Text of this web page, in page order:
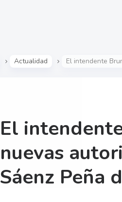
Actualidad El intendente
El
nuevas
Sáenz Peña